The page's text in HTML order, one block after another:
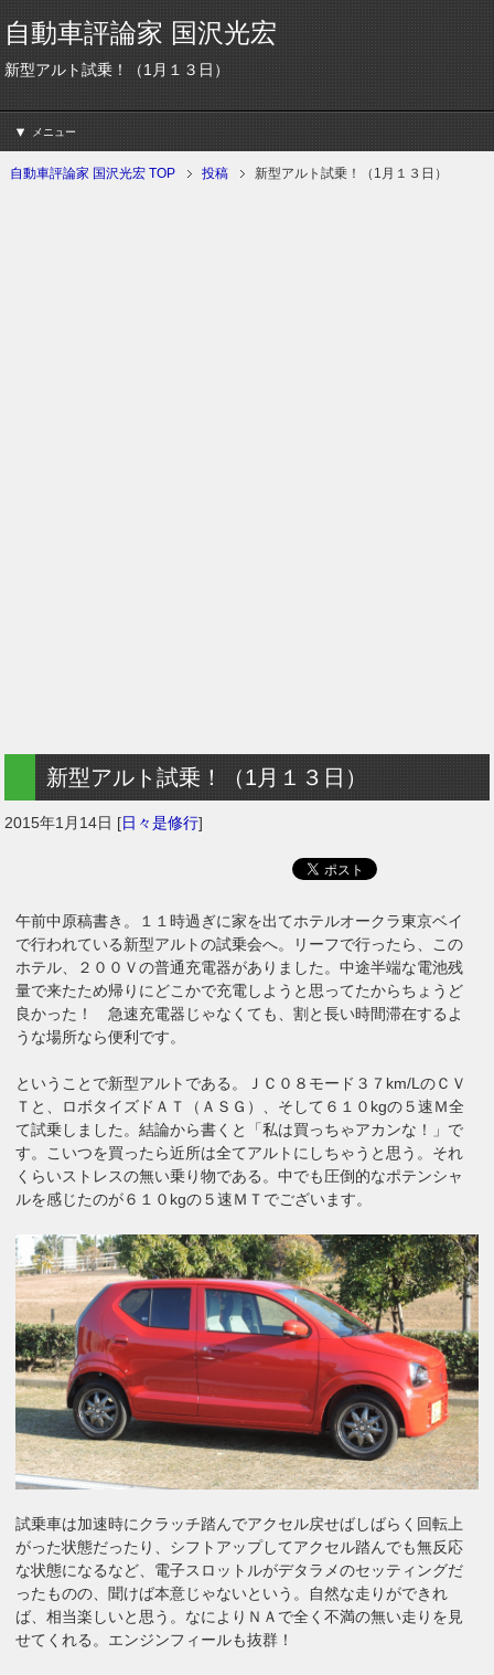
自動車評論家 国沢光宏
新型アルト試乗！（1月１３日）
メニュー
自動車評論家 国沢光宏 TOP 投稿 新型アルト試乗！（1月１３日）
新型アルト試乗！（1月１３日）
2015年1月14日 [日々是修行]
午前中原稿書き。１１時過ぎに家を出てホテルオークラ東京ベイ
で行われている新型アルトの試乗会へ。リーフで行ったら、この
ホテル、２００Ｖの普通充電器がありました。中途半端な電池残
量で来たため帰りにどこかで充電しようと思ってたからちょうど
良かった！ 急速充電器じゃなくても、割と長い時間滞在するよ
うな場所なら便利です。
ということで新型アルトである。ＪＣ０８モード３７km/LのＣＶ
Ｔと、ロボタイズドＡＴ（ＡＳＧ）、そして６１０kgの５速Ｍ全
て試乗しました。結論から書くと「私は買っちゃアカンな！」で
す。こいつを買ったら近所は全てアルトにしちゃうと思う。それ
くらいストレスの無い乗り物である。中でも圧倒的なポテンシャ
ルを感じたのが６１０kgの５速ＭＴでございます。
試乗車は加速時にクラッチ踏んでアクセル戻せばしばらく回転上
がった状態だったり、シフトアップしてアクセル踏んでも無反応
な状態になるなど、電子スロットルがデタラメのセッティングだ
ったものの、聞けば本意じゃないという。自然な走りができれ
ば、相当楽しいと思う。なによりＮＡで全く不満の無い走りを見
せてくれる。エンジンフィールも抜群！